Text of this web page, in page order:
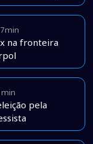
na fronteira
pela